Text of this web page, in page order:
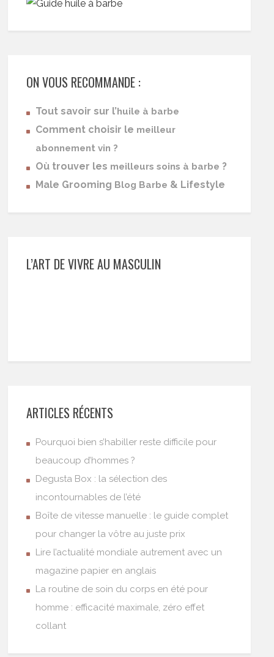
ON VOUS RECOMMANDE :
Tout savoir sur l’huile à barbe
Comment choisir le meilleur
abonnement vin ?
Où trouver les meilleurs soins à barbe ?
Male Grooming Blog Barbe & Lifestyle
L’ART DE VIVRE AU MASCULIN
ARTICLES RÉCENTS
Pourquoi bien s’habiller reste difficile pour
beaucoup d’hommes ?
Degusta Box : la sélection des
incontournables de l’été
Boîte de vitesse manuelle : le guide complet
pour changer la vôtre au juste prix
Lire l’actualité mondiale autrement avec un
magazine papier en anglais
La routine de soin du corps en été pour
homme : efficacité maximale, zéro effet
collant